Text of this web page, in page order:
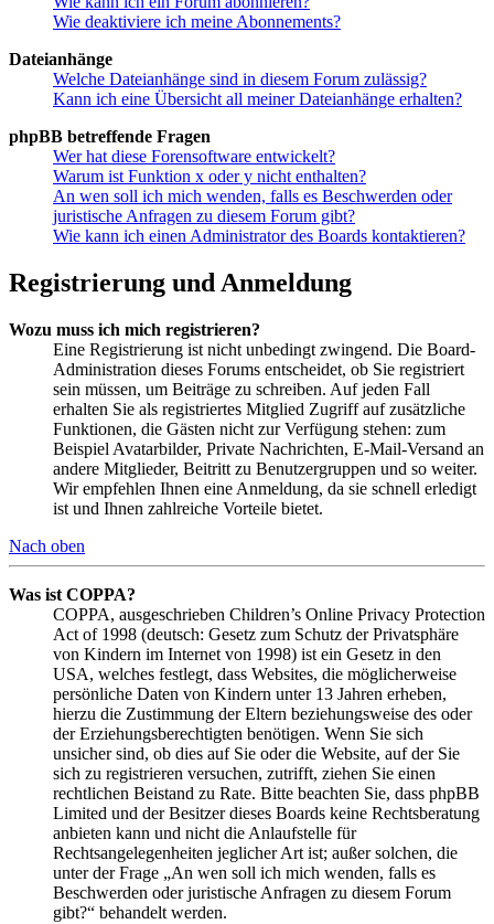
Wie deaktiviere ich meine Abonnements?
Dateianhänge
Welche Dateianhänge sind in diesem Forum zulässig?
Kann ich eine Übersicht all meiner Dateianhänge erhalten?
phpBB betreffende Fragen
Wer hat diese Forensoftware entwickelt?
Warum ist Funktion x oder y nicht enthalten?
An wen soll ich mich wenden, falls es Beschwerden oder
juristische Anfragen zu diesem Forum gibt?
Wie kann ich einen Administrator des Boards kontaktieren?
Registrierung und Anmeldung
Wozu muss ich mich registrieren?
Eine Registrierung ist nicht unbedingt zwingend. Die Board-
Administration dieses Forums entscheidet, ob Sie registriert
sein müssen, um Beiträge zu schreiben. Auf jeden Fall
erhalten Sie als registriertes Mitglied Zugriff auf zusätzliche
Funktionen, die Gästen nicht zur Verfügung stehen: zum
Beispiel Avatarbilder, Private Nachrichten, E-Mail-Versand an
andere Mitglieder, Beitritt zu Benutzergruppen und so weiter.
Wir empfehlen Ihnen eine Anmeldung, da sie schnell erledigt
ist und Ihnen zahlreiche Vorteile bietet.
Nach oben
Was ist COPPA?
COPPA, ausgeschrieben Children’s Online Privacy Protection
Act of 1998 (deutsch: Gesetz zum Schutz der Privatsphäre
von Kindern im Internet von 1998) ist ein Gesetz in den
USA, welches festlegt, dass Websites, die möglicherweise
persönliche Daten von Kindern unter 13 Jahren erheben,
hierzu die Zustimmung der Eltern beziehungsweise des oder
der Erziehungsberechtigten benötigen. Wenn Sie sich
unsicher sind, ob dies auf Sie oder die Website, auf der Sie
sich zu registrieren versuchen, zutrifft, ziehen Sie einen
rechtlichen Beistand zu Rate. Bitte beachten Sie, dass phpBB
Limited und der Besitzer dieses Boards keine Rechtsberatung
anbieten kann und nicht die Anlaufstelle für
Rechtsangelegenheiten jeglicher Art ist; außer solchen, die
unter der Frage „An wen soll ich mich wenden, falls es
Beschwerden oder juristische Anfragen zu diesem Forum
gibt?“ behandelt werden.